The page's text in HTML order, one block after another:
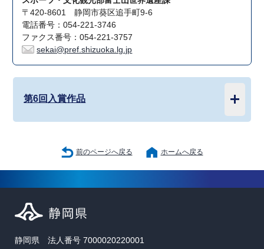
〒420-8601 静岡市葵区追手町9-6
電話番号：054-221-3746
ファクス番号：054-221-3757
sekai@pref.shizuoka.lg.jp
第6回入賞作品
前のページへ戻る ホームへ戻る
静岡県 法人番号 7000020220001